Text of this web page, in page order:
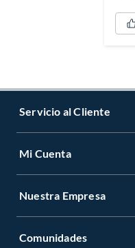
Servicio al Cliente
Contáctanos
Tiendas y horarios
Mi Cuenta
Registrate
Nuestra Empresa
Sobre Nosotros
Comunidades